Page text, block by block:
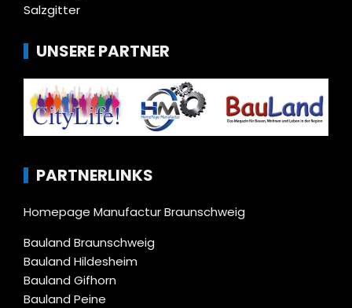
Salzgitter
UNSERE PARTNER
PARTNERLINKS
Homepage Manufactur Braunschweig
Bauland Braunschweig
Bauland Hildesheim
Bauland Gifhorn
Bauland Peine